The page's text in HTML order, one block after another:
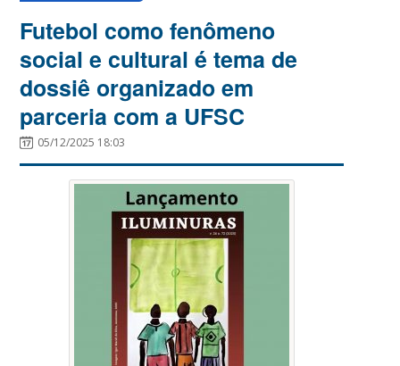
Futebol como fenômeno
social e cultural é tema de
dossiê organizado em
parceria com a UFSC
05/12/2025 18:03